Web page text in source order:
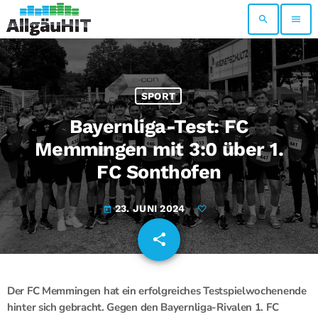
search menu
SPORT
Bayernliga-Test: FC
Memmingen mit 3:0 über 1.
FC Sonthofen
today 23. JUNI 2024
share
email
Der FC Memmingen hat ein erfolgreiches Testspielwochenende
hinter sich gebracht. Gegen den Bayernliga-Rivalen 1. FC